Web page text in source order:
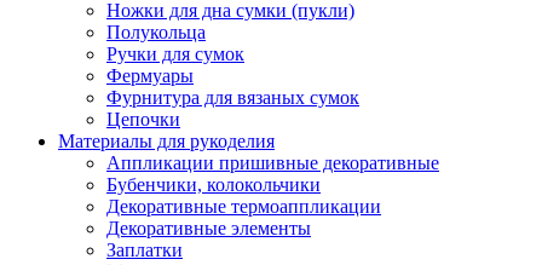
Ножки для дна сумки (пукли)
Полукольца
Ручки для сумок
Фермуары
Фурнитура для вязаных сумок
Цепочки
Материалы для рукоделия
Аппликации пришивные декоративные
Бубенчики, колокольчики
Декоративные термоаппликации
Декоративные элементы
Заплатки